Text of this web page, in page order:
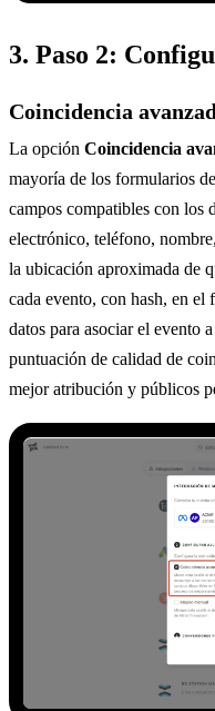
3. Paso 2:
Coincidencia
La opción Coincidencia
mayoría de los formularios
campos compatibles con los
electrónico, teléfono,
la ubicación aproximada de
cada evento, con hash, en el
datos para asociar el evento
puntuación de calidad de
mejor atribución y públicos